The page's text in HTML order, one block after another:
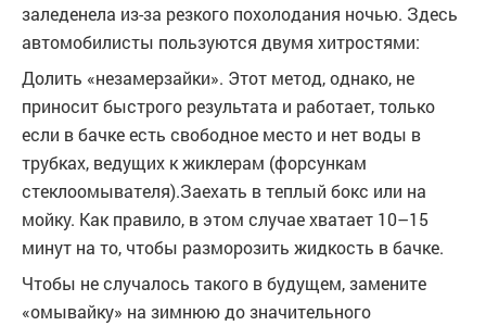
заледенела из-за резкого похолодания ночью. Здесь
автомобилисты пользуются двумя хитростями:
Долить «незамерзайки». Этот метод, однако, не
приносит быстрого результата и работает, только
если в бачке есть свободное место и нет воды в
трубках, ведущих к жиклерам (форсункам
стеклоомывателя).Заехать в теплый бокс или на
мойку. Как правило, в этом случае хватает 10–15
минут на то, чтобы разморозить жидкость в бачке.
Чтобы не случалось такого в будущем, замените
«омывайку» на зимнюю до значительного